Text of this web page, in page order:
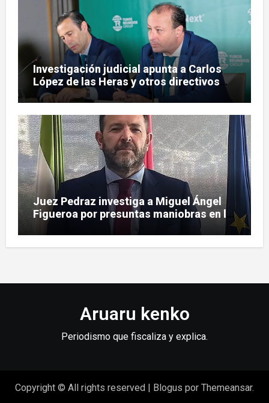
Investigación judicial apunta a Carlos
López de las Heras y otros directivos
por irregularidades en el rescate de
Tubos Reunidos
Juez Pedraz investiga a Miguel Ángel
Figueroa por presuntas maniobras en la
pieza SEPI
Aruaru kenko
Periodismo que fiscaliza y explica.
Copyright © All rights reserved Blogus por Themeansar.